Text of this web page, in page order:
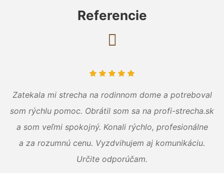
Referencie
Zatekala mi strecha na rodinnom dome a potreboval
som rýchlu pomoc. Obrátil som sa na profi-strecha.sk
a som veľmi spokojný. Konali rýchlo, profesionálne
a za rozumnú cenu. Vyzdvihujem aj komunikáciu.
Určite odporúčam.